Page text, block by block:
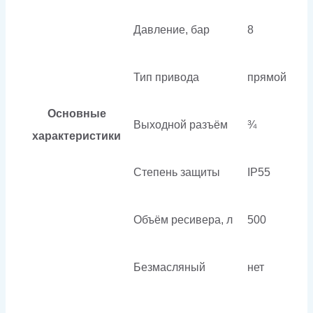
Основные
характеристики
Давление, бар 8
Тип привода прямой
Выходной разъём ¾
Степень защиты IP55
Объём ресивера, л 500
Безмасляный нет